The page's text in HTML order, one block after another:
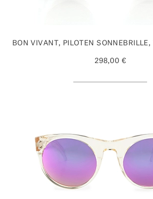
BON VIVANT, PILOTEN SONNEBRILLE,
298,00 €